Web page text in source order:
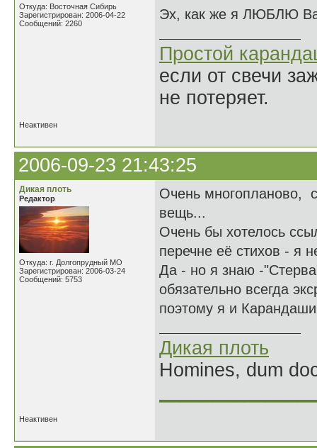
Откуда: Восточная Сибирь
Зарегистрирован: 2006-04-22
Сообщений: 2260
Эх, как же я ЛЮБЛЮ
Простой
если от свечи
не потеряет.
Неактивен
2006-09-23 21:43:25
Дикая плоть
Редактор
Откуда: г. Долгопрудный МО
Зарегистрирован: 2006-03-24
Сообщений: 5753
Очень многопланово,
вещь...
Очень бы хотелось
перечне её стихов - я
Да - но я знаю -
обязательно всегда
поэтому я и
Дикая плоть
Homines, dum
Неактивен